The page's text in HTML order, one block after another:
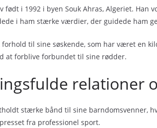
født i 1992 i byen Souk Ahras, Algeriet.
i ham stærke værdier, der guidede ham
til sine søskende, som har været en
at forblive forbundet til sine rødder.
relationer
stærke bånd til sine barndomsvenner,
fra professionel sport.